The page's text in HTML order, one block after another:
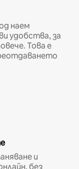
наем
удобства, за
Това е
и
без